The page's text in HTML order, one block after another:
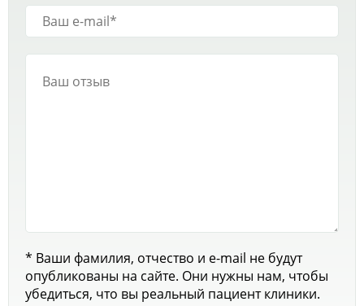
* Ваши фамилия, отчество и e-mail не будут
опубликованы на сайте. Они нужны нам, чтобы
убедиться, что вы реальный пациент клиники.